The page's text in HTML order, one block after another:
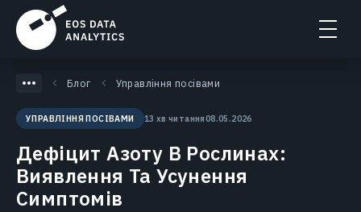
Блог Управління посівами
УПРАВЛІННЯ ПОСІВАМИ 13 хв читання08.05.2026
Дефіцит Азоту В Рослинах:
Виявлення Та Усунення
Симптомів